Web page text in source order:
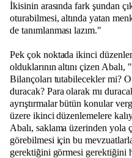
İkisinin arasında fark şundan
oturabilmesi, altında yatan
de tanımlanması lazım."
Pek çok noktada ikinci
olduklarının altını çizen Abalı,
Bilançoları tutabilecekler mi?
duracak? Para olarak mı
ayrıştırmalar bütün konular
üzere ikinci düzenlemelere
Abalı, saklama üzerinden yola
görebilmesi için bu
gerektiğini görmesi gerektiğini